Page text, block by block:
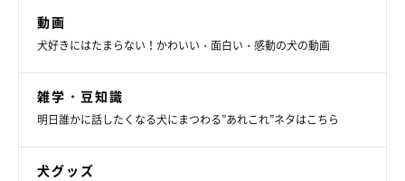
動画
犬好きにはたまらない！かわいい・面白い・感動の犬の動画
雑学・豆知識
明日誰かに話したくなる犬にまつわる”あれこれ”ネタはこちら
犬グッズ